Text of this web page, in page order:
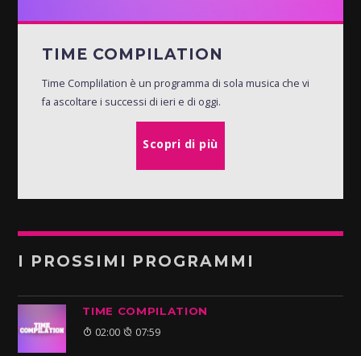
TIME COMPILATION
Time Complilation è un programma di sola musica che vi
fa ascoltare i successi di ieri e di oggi.
Scopri di più
I PROSSIMI PROGRAMMI
TIME COMPILATION
02:00 07:59